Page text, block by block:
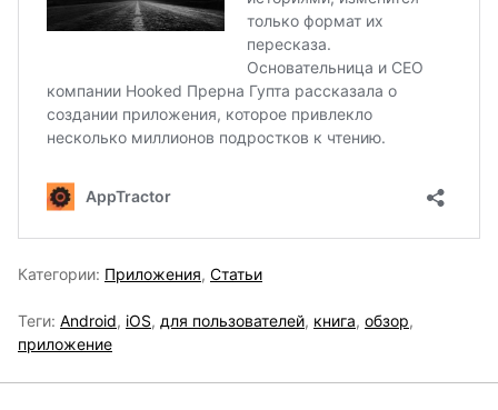
Категории: Приложения, Статьи
Теги: Android, iOS, для пользователей, книга, обзор,
приложение